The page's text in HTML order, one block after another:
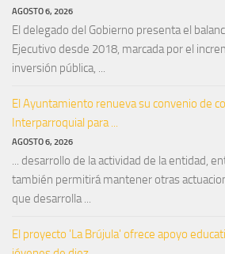
AGOSTO 6, 2026
El delegado del Gobierno presenta el
Ejecutivo desde 2018, marcada por el
inversión pública, ...
El Ayuntamiento renueva su convenio de
Interparroquial para ...
AGOSTO 6, 2026
... desarrollo de la actividad de la entidad,
también permitirá mantener otras
que desarrolla ...
El proyecto 'La Brújula' ofrece apoyo